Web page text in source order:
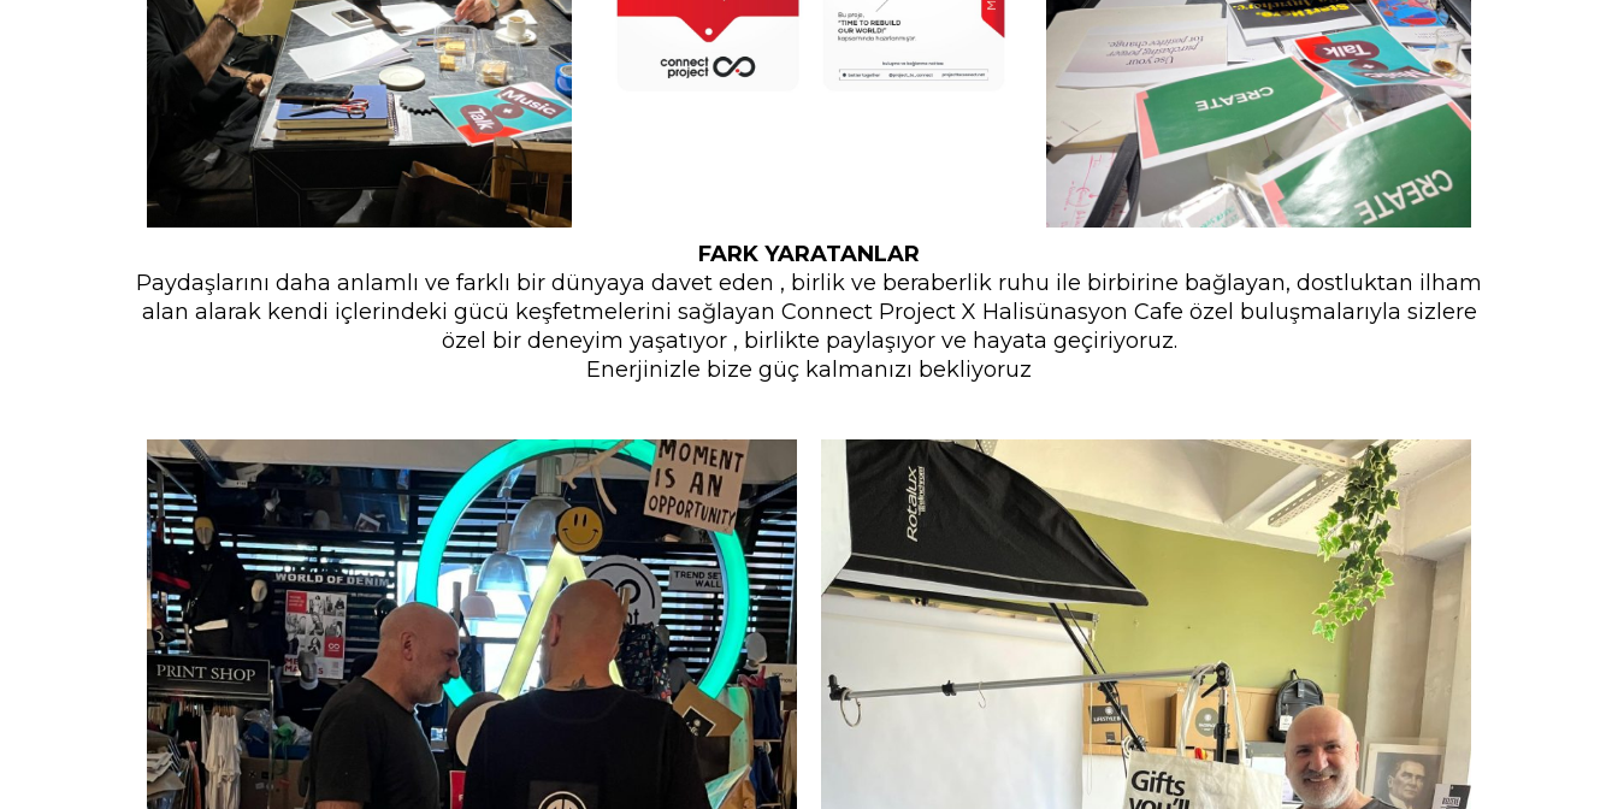
FARK YARATANLAR
Paydaşlarını daha anlamlı ve farklı bir dünyaya davet eden , birlik ve beraberlik ruhu ile birbirine bağlayan, dostluktan ilham
alan alarak kendi içlerindeki gücü keşfetmelerini sağlayan Connect Project X Halisünasyon Cafe özel buluşmalarıyla sizlere
özel bir deneyim yaşatıyor , birlikte paylaşıyor ve hayata geçiriyoruz.
Enerjinizle bize güç kalmanızı bekliyoruz